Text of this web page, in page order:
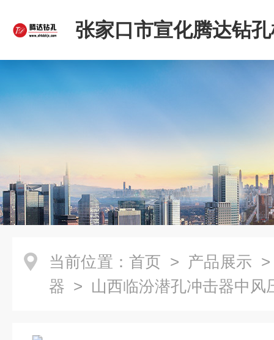
张家口市宣化腾达钻
限公司
当前位置： 首页 > 产品展示
器 > 山西临汾潜孔冲击器中风